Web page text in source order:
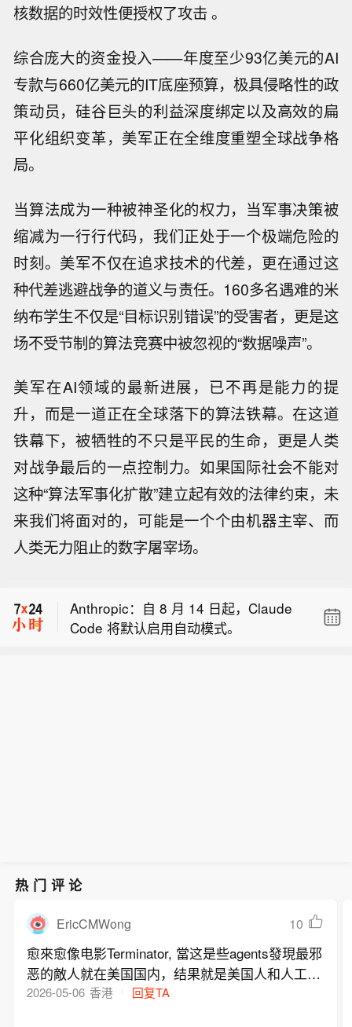
核数据的时效性便授权了攻击 。
综合庞大的资金投入——年度至少93亿美元的AI
专款与660亿美元的IT底座预算，极具侵略性的政
策动员，硅谷巨头的利益深度绑定以及高效的扁
平化组织变革，美军正在全维度重塑全球战争格
局。
当算法成为一种被神圣化的权力，当军事决策被
缩减为一行行代码，我们正处于一个极端危险的
时刻。美军不仅在追求技术的代差，更在通过这
种代差逃避战争的道义与责任。160多名遇难的米
纳布学生不仅是“目标识别错误”的受害者，更是这
场不受节制的算法竞赛中被忽视的“数据噪声”。
美军在AI领域的最新进展，已不再是能力的提
升，而是一道正在全球落下的算法铁幕。在这道
铁幕下，被牺牲的不只是平民的生命，更是人类
对战争最后的一点控制力。如果国际社会不能对
这种“算法军事化扩散”建立起有效的法律约束，未
来我们将面对的，可能是一个个由机器主宰、而
人类无力阻止的数字屠宰场。
美国疾控中心：自乌干达或南苏丹返回
美国的美国公民及国民，若抵达美国 21
院以86票赞成、11票反对的投票结果，
通过一项针对俄罗斯能源领域的广泛制
Anthropic：自 8 月 14 日起，Claude
Code 将默认启用自动模式。
热门评论
EricCMWong 10
愈來愈像电影Terminator, 當这是些agents發現最邪
恶的敵人就在美国国内，结果就是美国人和人工智
能的内戰 …
2026-05-06 香港 回复TA